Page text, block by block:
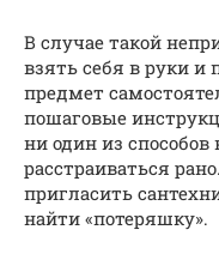
В случае такой
взять себя в руки и
предмет
пошаговые
ни один из способов
расстраиваться
пригласить
найти «потеряшку».